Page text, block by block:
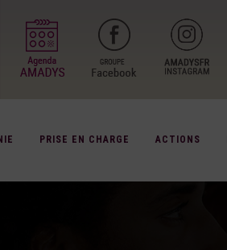
PRISE EN CHARGE ACTIONS